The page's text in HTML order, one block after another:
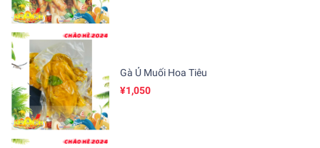
Gà Ủ Muối Hoa Tiêu
¥1,050